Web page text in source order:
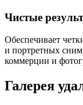
Чистые
Обеспечивает
и портретных
коммерции и
Галерея